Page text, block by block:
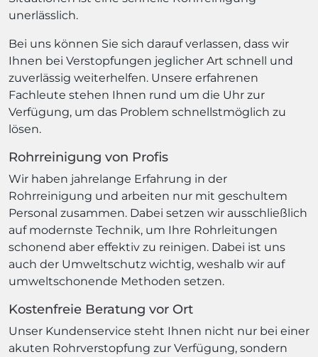
unerlässlich.
Bei uns können Sie sich darauf verlassen, dass wir
Ihnen bei Verstopfungen jeglicher Art schnell und
zuverlässig weiterhelfen. Unsere erfahrenen
Fachleute stehen Ihnen rund um die Uhr zur
Verfügung, um das Problem schnellstmöglich zu
lösen.
Rohrreinigung von Profis
Wir haben jahrelange Erfahrung in der
Rohrreinigung und arbeiten nur mit geschultem
Personal zusammen. Dabei setzen wir ausschließlich
auf modernste Technik, um Ihre Rohrleitungen
schonend aber effektiv zu reinigen. Dabei ist uns
auch der Umweltschutz wichtig, weshalb wir auf
umweltschonende Methoden setzen.
Kostenfreie Beratung vor Ort
Unser Kundenservice steht Ihnen nicht nur bei einer
akuten Rohrverstopfung zur Verfügung, sondern